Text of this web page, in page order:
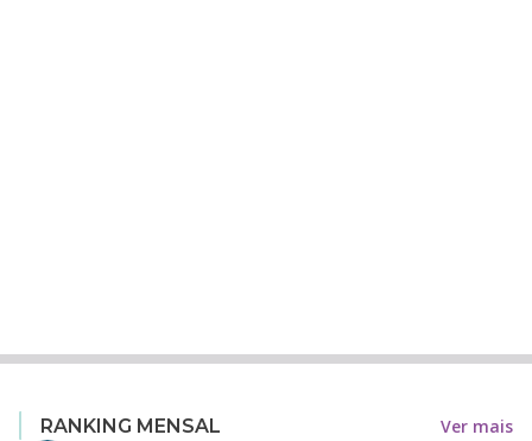
RANKING MENSAL Ver mais